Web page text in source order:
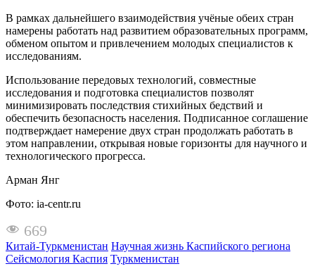
В рамках дальнейшего взаимодействия учёные обеих стран
намерены работать над развитием образовательных программ,
обменом опытом и привлечением молодых специалистов к
исследованиям.
Использование передовых технологий, совместные
исследования и подготовка специалистов позволят
минимизировать последствия стихийных бедствий и
обеспечить безопасность населения. Подписанное соглашение
подтверждает намерение двух стран продолжать работать в
этом направлении, открывая новые горизонты для научного и
технологического прогресса.
Арман Янг
Фото: ia-centr.ru
669
Китай-Туркменистан Научная жизнь Каспийского региона
Сейсмология Каспия Туркменистан